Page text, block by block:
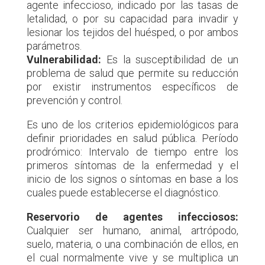
agente infeccioso, indicado por las tasas de
letalidad, o por su capacidad para invadir y
lesionar los tejidos del huésped, o por ambos
parámetros.
Vulnerabilidad: Es la susceptibilidad de un
problema de salud que permite su reducción
por existir instrumentos específicos de
prevención y control.
Es uno de los criterios epidemiológicos para
definir prioridades en salud pública. Período
prodrómico: Intervalo de tiempo entre los
primeros síntomas de la enfermedad y el
inicio de los signos o síntomas en base a los
cuales puede establecerse el diagnóstico.
Reservorio de agentes infecciosos:
Cualquier ser humano, animal, artrópodo,
suelo, materia, o una combinación de ellos, en
el cual normalmente vive y se multiplica un